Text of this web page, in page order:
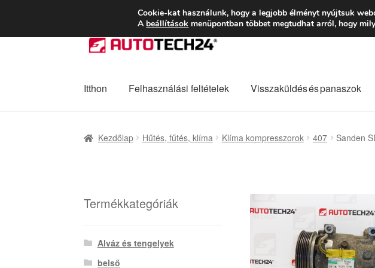
SZÁLLÍTÁS 2618 Ft-tól
Ugrás
a
Kilépés
a
Itthon Felhasználási feltételek Visszaküldés és panaszok
Kezdőlap Hűtés, fűtés, klíma Klíma kompresszorok 407 Sanden
Termékkategóriák
Alváz és tengelyek
belső
Cookie-kat használunk, hogy a legjobb élményt nyújtsuk
A beállítások menüpontban többet megtudhat arról, hogy